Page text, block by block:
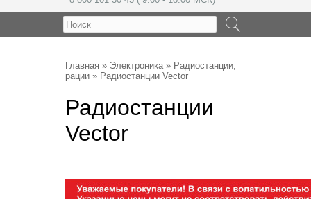
Главная » Электроника» Радиостанции,
рации » Радиостанции Vector
Радиостанции
Vector